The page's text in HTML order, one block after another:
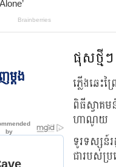
តង
ផុសថ្មីៗ
ភ្លើងឆេ
ពិធីស្វាគ
ហាណូយ
ទូរទស្សន៍
ជារបស់ប្